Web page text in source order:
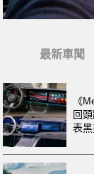
最新車聞
《
回
表